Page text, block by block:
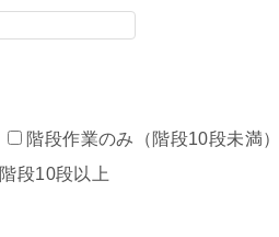
階段作業のみ（階段10段未満）
階段10段以上